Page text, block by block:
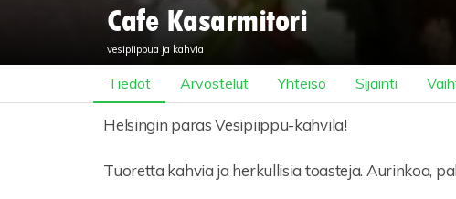
Cafe Kasarmitori
vesipiippua ja kahvia
Tiedot Arvostelut Yhteisö Sijainti
Helsingin paras Vesipiippu-kahvila!
Tuoretta kahvia ja herkullisia toasteja. Aurinkoa,